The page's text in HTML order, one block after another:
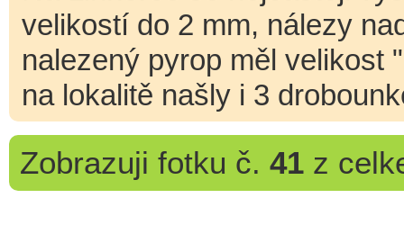
velikostí do 2 mm, nálezy
nalezený pyrop měl velikost
na lokalitě našly i 3
Zobrazuji fotku č. 41z